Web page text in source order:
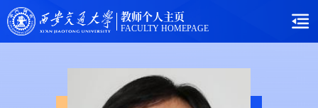
教师个人主页
FACULTY HOMEPAGE